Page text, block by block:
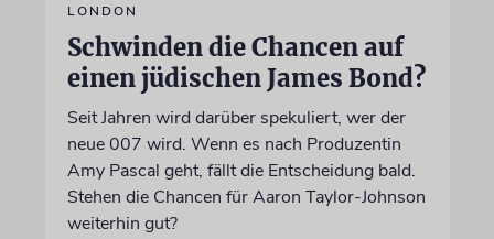
LONDON
Schwinden die Chancen auf
einen jüdischen James Bond?
Seit Jahren wird darüber spekuliert, wer der
neue 007 wird. Wenn es nach Produzentin
Amy Pascal geht, fällt die Entscheidung bald.
Stehen die Chancen für Aaron Taylor-Johnson
weiterhin gut?